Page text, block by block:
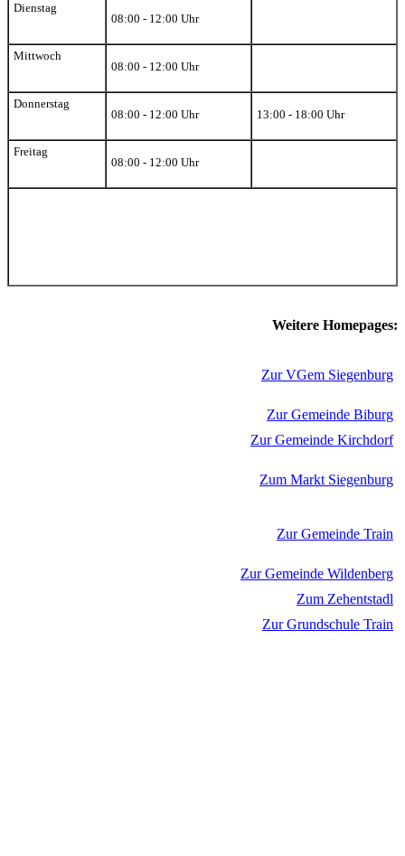
Dienstag
08:00 - 12:00 Uhr
Mittwoch
08:00 - 12:00 Uhr
Donnerstag
08:00 - 12:00 Uhr
13:00 - 18:00 Uhr
Freitag
08:00 - 12:00 Uhr
Weitere Homepages:
Zur VGem Siegenburg
Zur Gemeinde Biburg
Zur Gemeinde Kirchdorf
Zum Markt Siegenburg
Zur Gemeinde Train
Zur Gemeinde Wildenberg
Zum Zehentstadl
Zur Grundschule Train